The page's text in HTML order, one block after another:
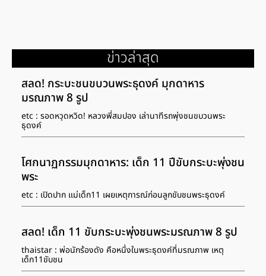
ข่าวล่าสุด
สลด! กระบะชนขบวนพระธุดงค์ มุกดาหาร
มรณภาพ 8 รูป
etc : รอดหวุดหวิด! หลวงพี่สมปอง เล่านาทีรถพุ่งชนขบวนพระ
ธุดงค์
โศกนาฏกรรมมุกดาหาร: เด็ก 11 ปีขับกระบะพุ่งชน
พระ
etc : เปิดปาก แม่เด็ก11 เผยเหตุการณ์ก่อนลูกขับชนพระธุดงค์
สลด! เด็ก 11 ขับกระบะพุ่งชนพระมรณภาพ 8 รูป
thaistar : พ่อนักร้องดัง คือหนึ่งในพระธุดงค์ที่มรณภาพ เหตุ
เด็ก11ขับชน